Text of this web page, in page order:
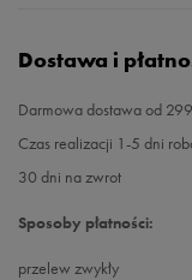
47,5 31 cm
31,5 cm
Dostawa i
Darmowa dostawa od
Czas realizacji 1-5 dni
30 dni na zwrot
Sposoby płatności:
przelew zwykły